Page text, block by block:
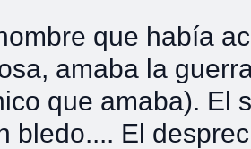
que había
amaba la
que amaba). El
bledo.... El